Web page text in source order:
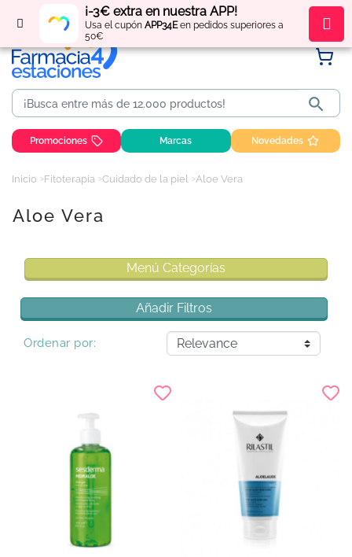
¡-3€ extra en nuestra APP!
Usa el cupón APP34Een pedidos superiores a
50€
Regístratey obténpuntos por tus compras

Promociones Marcas Novedades
Inicio Fitoterapia Cuidado de la piel Aloe Vera
Aloe Vera
Menú Categorías
Añadir Filtros
Ordenar por: